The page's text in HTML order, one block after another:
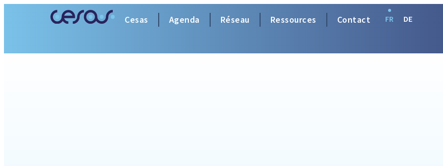
Cesas Agenda Réseau Ressources Contact FR DE